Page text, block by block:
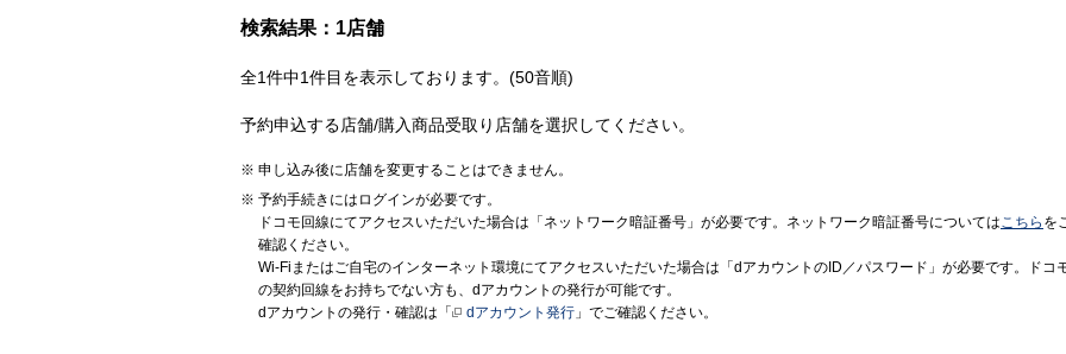
検索結果：1店舗
全1件中1件目を表示しております。(50音順)
予約申込する店舗/購入商品受取り店舗を選択してください。
申し込み後に店舗を変更することはできません。
予約手続きにはログインが必要です。
ドコモ回線にてアクセスいただいた場合は「ネットワーク暗証番号」が必要です。ネットワーク暗証番号についてはこちら を
確認ください。
Wi-Fiまたはご自宅のインターネット環境にてアクセスいただいた場合は「dアカウントのID／パスワード」が必要です。ドコ
の契約回線をお持ちでない方も、dアカウントの発行が可能です。
dアカウントの発行・確認は「
dアカウント発行 」でご確認ください。